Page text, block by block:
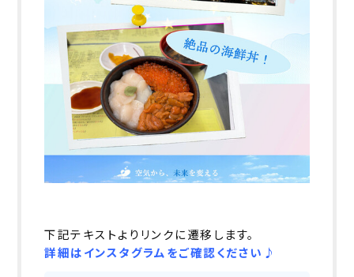
下記テキストよりリンクに遷移します。
詳細はインスタグラムをご確認ください♪